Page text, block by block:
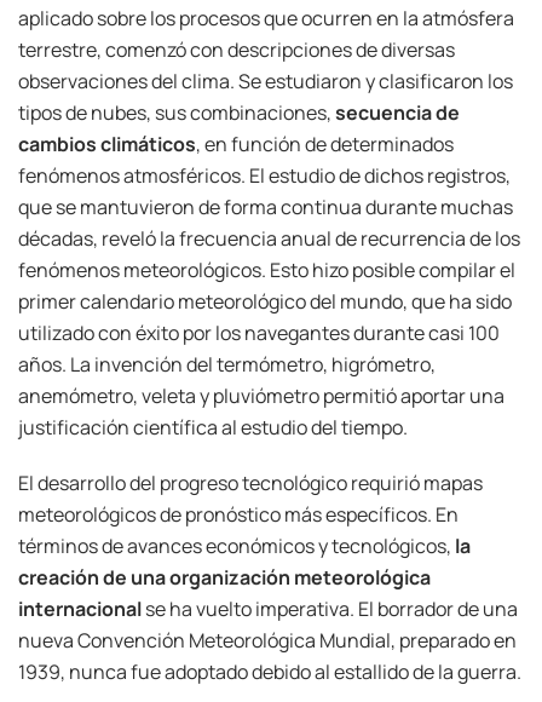
aplicado sobre los procesos que ocurren en la atmósfera
terrestre, comenzó con descripciones de diversas
observaciones del clima. Se estudiaron y clasificaron los
tipos de nubes, sus combinaciones,secuencia de
cambios climáticos, en función de determinados
fenómenos atmosféricos. El estudio de dichos registros,
que se mantuvieron de forma continua durante muchas
décadas, reveló la frecuencia anual de recurrencia de los
fenómenos meteorológicos. Esto hizo posible compilar el
primer calendario meteorológico del mundo, que ha sido
utilizado con éxito por los navegantes durante casi 100
años. La invención del termómetro, higrómetro,
anemómetro, veleta y pluviómetro permitió aportar una
justificación científica al estudio del tiempo.
El desarrollo del progreso tecnológico requirió mapas
meteorológicos de pronóstico más específicos. En
términos de avances económicos y tecnológicos, la
creación de una organización meteorológica
internacionalse ha vuelto imperativa. El borrador de una
nueva Convención Meteorológica Mundial, preparado en
1939, nunca fue adoptado debido al estallido de la guerra.